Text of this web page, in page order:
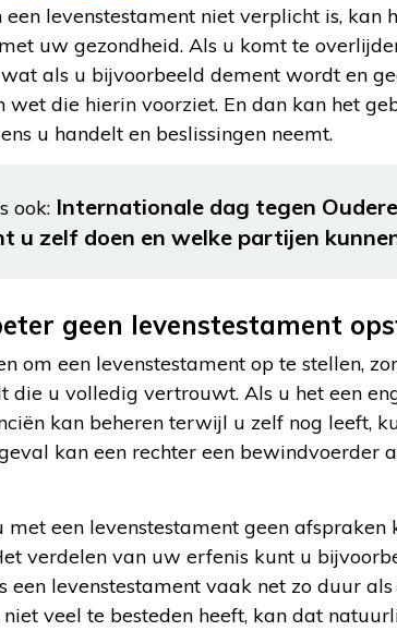
levenstestament niet verplicht is, kan
uw gezondheid. Als u komt te
als u bijvoorbeeld dement wordt en
wet die hierin voorziet. En dan kan het
u handelt en beslissingen neemt.
ook: Internationale dag tegen
u zelf doen en welke partijen
geen levenstestament
om een levenstestament op te stellen,
die u volledig vertrouwt. Als u het een
kan beheren terwijl u zelf nog leeft,
kan een rechter een bewindvoerder
een levenstestament geen afspraken
verdelen van uw erfenis kunt u
een levenstestament vaak net zo duur
veel te besteden heeft, kan dat